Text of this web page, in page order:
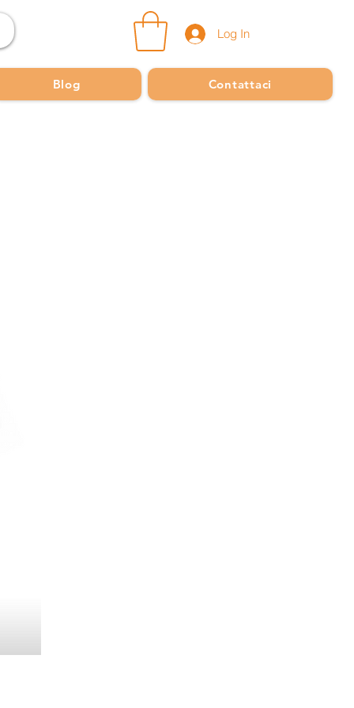
Log In
Blog Contattaci